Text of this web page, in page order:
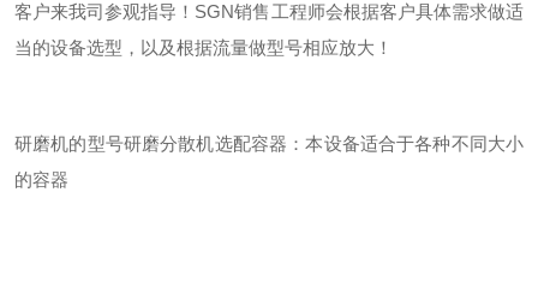
客户来我司参观指导！SGN销售工程师会根据客户具体需求做适
当的设备选型，以及根据流量做型号相应放大！
研磨机的型号研磨分散机选配容器：本设备适合于各种不同大小
的容器